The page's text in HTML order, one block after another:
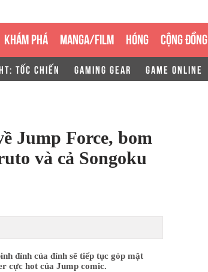
KHÁM PHÁ MANGA/FILM HÓNG CỘNG ĐỒNG
TỐC CHIẾN GAMING GEAR GAME ONLINE
Jump Force, bom
và cả Songoku
đỉnh của đỉnh sẽ tiếp tục góp mặt
cực hot của Jump comic.